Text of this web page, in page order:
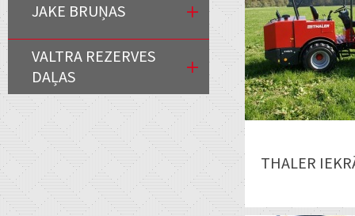
THALER
JAKE BRUŅAS
VALTRA REZERVES
DAĻAS